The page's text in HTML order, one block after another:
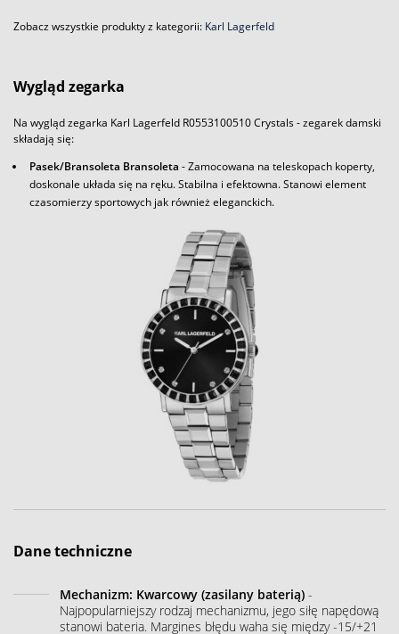
Zobacz wszystkie produkty z kategorii: Karl Lagerfeld
Wygląd zegarka
Na wygląd zegarka Karl Lagerfeld R0553100510 Crystals - zegarek damski
składają się:
Pasek/Bransoleta Bransoleta - Zamocowana na teleskopach koperty,
doskonale układa się na ręku. Stabilna i efektowna. Stanowi element
czasomierzy sportowych jak również eleganckich.
Dane techniczne
Mechanizm: Kwarcowy (zasilany baterią) -
Najpopularniejszy rodzaj mechanizmu, jego siłę napędową
stanowi bateria. Margines błędu waha się między -15/+21